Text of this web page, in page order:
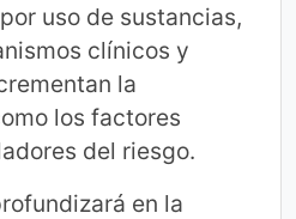
uso de sustancias,
clínicos y
la
los factores
del riesgo.
en la